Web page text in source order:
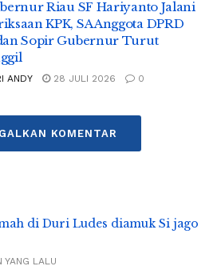
Riau SF Hariyanto Jalani
KPK, SA Anggota DPRD
Sopir Gubernur Turut
ANDY 28 JULI 2026 0
KOMENTAR
di Duri Ludes diamuk Si jago
YANG LALU